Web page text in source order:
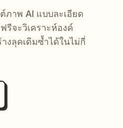
ภาพ AI แบบละเอียด
รีจะวิเคราะห์องค์
งลุคเดิมซ้ำได้ในไม่กี่